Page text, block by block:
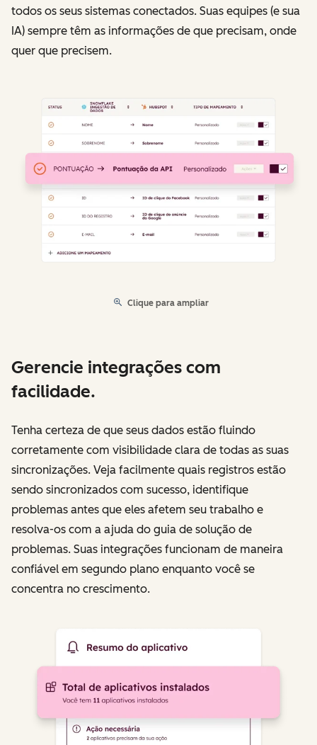
todos os seus sistemas conectados. Suas equipes (e sua
IA) sempre têm as informações de que precisam, onde
quer que precisem.
Clique para ampliar
Gerencie integrações com
facilidade.
Tenha certeza de que seus dados estão fluindo
corretamente com visibilidade clara de todas as suas
sincronizações. Veja facilmente quais registros estão
sendo sincronizados com sucesso, identifique
problemas antes que eles afetem seu trabalho e
resolva-os com a ajuda do guia de solução de
problemas. Suas integrações funcionam de maneira
confiável em segundo plano enquanto você se
concentra no crescimento.